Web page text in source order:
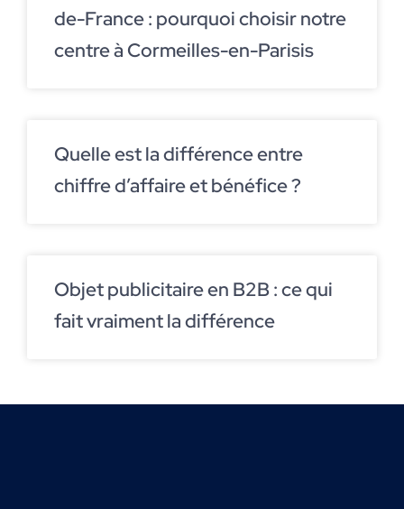
de-France : pourquoi choisir notre
centre à Cormeilles-en-Parisis
Quelle est la différence entre
chiffre d’affaire et bénéfice ?
Objet publicitaire en B2B : ce qui
fait vraiment la différence